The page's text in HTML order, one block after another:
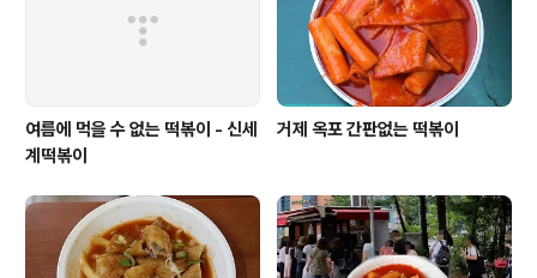
여름에 먹을 수 없는 떡볶이 - 신세
계떡볶이
거제 옥포 간판없는 떡볶이